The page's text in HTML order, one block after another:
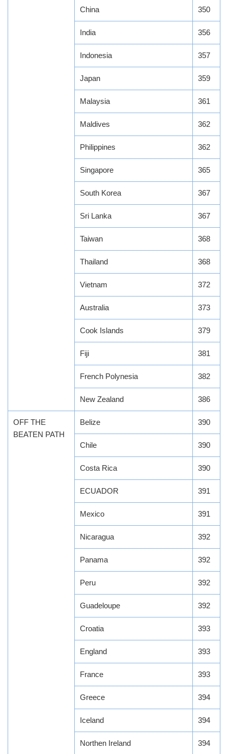
China 350
India 356
Indonesia 357
Japan 359
Malaysia 361
Maldives 362
Philippines 362
Singapore 365
South Korea 367
Sri Lanka 367
Taiwan 368
Thailand 368
Vietnam 372
Australia 373
Cook Islands 379
Fiji 381
French Polynesia 382
New Zealand 386
OFF THE
BEATEN PATH
Belize 390
Chile 390
Costa Rica 390
ECUADOR 391
Mexico 391
Nicaragua 392
Panama 392
Peru 392
Guadeloupe 392
Croatia 393
England 393
France 393
Greece 394
Iceland 394
Northen Ireland 394